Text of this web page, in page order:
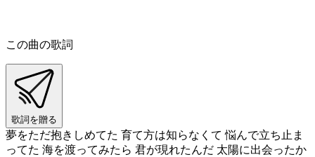
この曲の歌詞
歌詞を贈る
夢をただ抱きしめてた 育て方は知らなくて 悩んで立ち止ま
ってた 海を渡ってみたら 君が現れたんだ 太陽に出会ったか